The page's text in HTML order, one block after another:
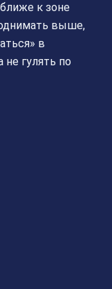
к зоне
выше,
в
не гулять по